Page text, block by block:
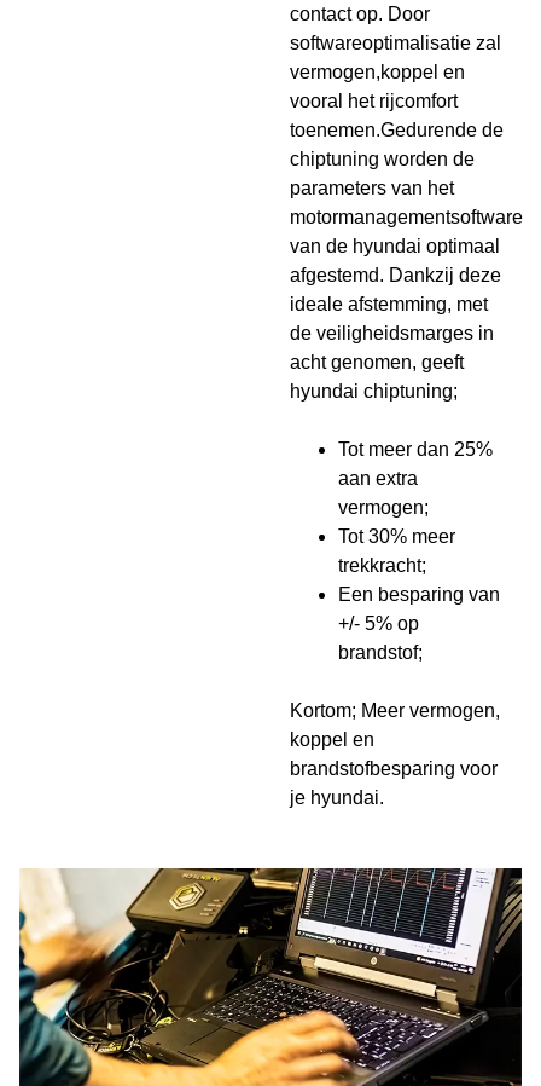
contact op. Door
softwareoptimalisatie zal
vermogen,koppel en
vooral het rijcomfort
toenemen.Gedurende de
chiptuning worden de
parameters van het
motormanagementsoftware
van de hyundai optimaal
afgestemd. Dankzij deze
ideale afstemming, met
de veiligheidsmarges in
acht genomen, geeft
hyundai chiptuning;
Tot meer dan 25%
aan extra
vermogen;
Tot 30% meer
trekkracht;
Een besparing van
+/- 5% op
brandstof;
Kortom; Meer vermogen,
koppel en
brandstofbesparing voor
je hyundai.